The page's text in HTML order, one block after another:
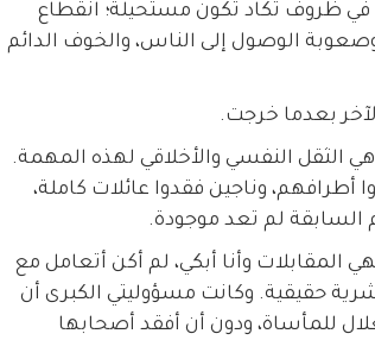
ظروف تكاد تكون مستحيلة؛ انقطاع
وصعوبة الوصول إلى الناس، والخوف الدائم
بعدما خرجت.
الثقل النفسي والأخلاقي لهذه المهمة.
وناجين فقدوا عائلات كاملة،
لم تعد موجودة.
المقابلات وأنا أبكي، لم أكن أتعامل مع
حقيقية. وكانت مسؤوليتي الكبرى أن
للمأساة، ودون أن أفقد أصحابها